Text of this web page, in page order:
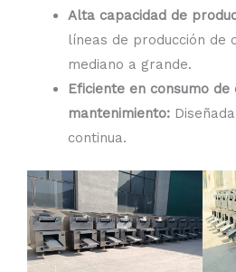
Alta capacidad de
líneas de producción de
mediano a grande.
Eficiente en consumo
mantenimiento:
continua.